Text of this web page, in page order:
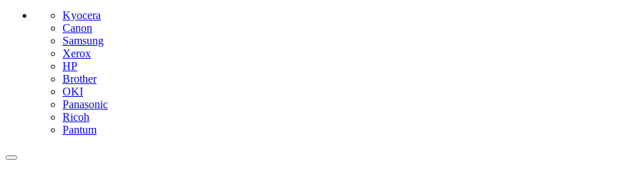
Kyocera
Canon
Samsung
Xerox
HP
Brother
OKI
Panasonic
Ricoh
Pantum